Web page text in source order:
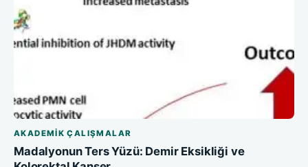
AKADEMIK ÇALIŞMALAR
Madalyonun Ters Yüzü: Demir Eksikliği ve